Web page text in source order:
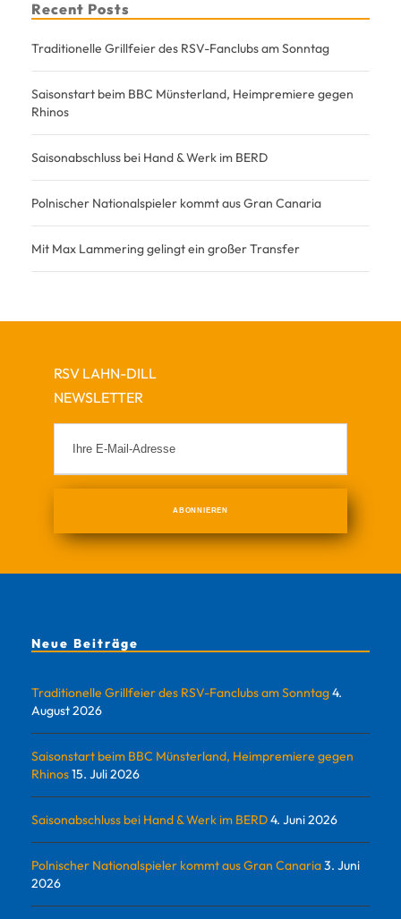
Recent Posts
Traditionelle Grillfeier des RSV-Fanclubs am Sonntag
Saisonstart beim BBC Münsterland, Heimpremiere gegen
Rhinos
Saisonabschluss bei Hand & Werk im BERD
Polnischer Nationalspieler kommt aus Gran Canaria
Mit Max Lammering gelingt ein großer Transfer
RSV LAHN-DILL
NEWSLETTER
Neue Beiträge
Traditionelle Grillfeier des RSV-Fanclubs am Sonntag4.
August 2026
Saisonstart beim BBC Münsterland, Heimpremiere gegen
Rhinos15. Juli 2026
Saisonabschluss bei Hand & Werk im BERD4. Juni 2026
Polnischer Nationalspieler kommt aus Gran Canaria3. Juni
2026